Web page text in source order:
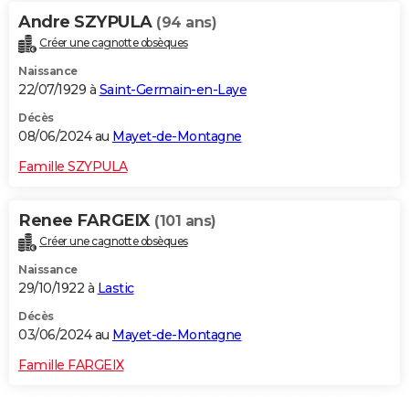
Andre SZYPULA (94 ans)
Créer une cagnotte obsèques
Naissance
22/07/1929 à Saint-Germain-en-Laye
Décès
08/06/2024 au Mayet-de-Montagne
Famille SZYPULA
Renee FARGEIX (101 ans)
Créer une cagnotte obsèques
Naissance
29/10/1922 à Lastic
Décès
03/06/2024 au Mayet-de-Montagne
Famille FARGEIX